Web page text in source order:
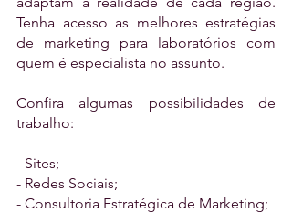
Tenha acesso as melhores estratégias
de marketing para laboratórios com
quem é especialista no assunto.
Confira algumas possibilidades de
trabalho:
- Sites;
- Redes Sociais;
- Consultoria Estratégica de Marketing;